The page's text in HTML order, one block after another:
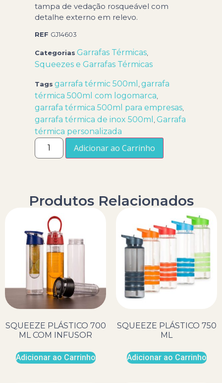
tampa de vedação rosqueável com
detalhe externo em relevo.
REF GJ14603
Categorias Garrafas Térmicas,
Squeezes e Garrafas Térmicas
Tags garrafa térmic 500ml ,garrafa
térmica 500ml com logomarca,
garrafa térmica 500ml para empresas,
garrafa térmica de inox 500ml ,Garrafa
térmica personalizada
Adicionar ao Carrinho
Produtos Relacionados
SQUEEZE PLÁSTICO 700
ML COM INFUSOR
Adicionar ao Carrinho
SQUEEZE PLÁSTICO 750
ML
Adicionar ao Carrinho